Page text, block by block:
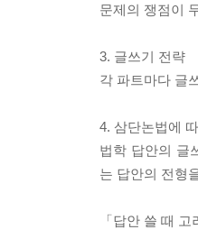
문제의 쟁점이
3. 글쓰기 전략
각 파트마다 글
4. 삼단논법에
법학 답안의 글
는 답안의 전형
「답안 쓸 때 고